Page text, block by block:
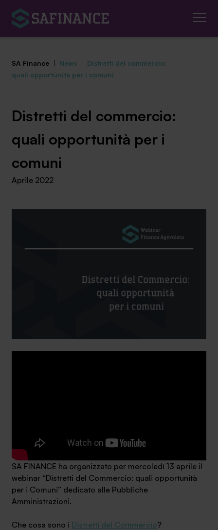
Mediazione Creditizia
Finanza Agevolata
Centro studi
News ed eventi
Contatti
SA Finance Mediazione Creditizia Srl, società di mediazione creditizia iscritta
all'Oam n.M336
SA Finance | News | Distretti del commercio:
quali opportunità per i comuni
Distretti del commercio:
quali opportunità per i
comuni
Aprile 2022
SA FINANCE ha organizzato per mercoledì 13 aprile il
webinar “Distretti del Commercio: quali opportunità
per i Comuni” dedicato alle Pubbliche
Amministrazioni.
Che cosa sono i Distretti del Commercio?